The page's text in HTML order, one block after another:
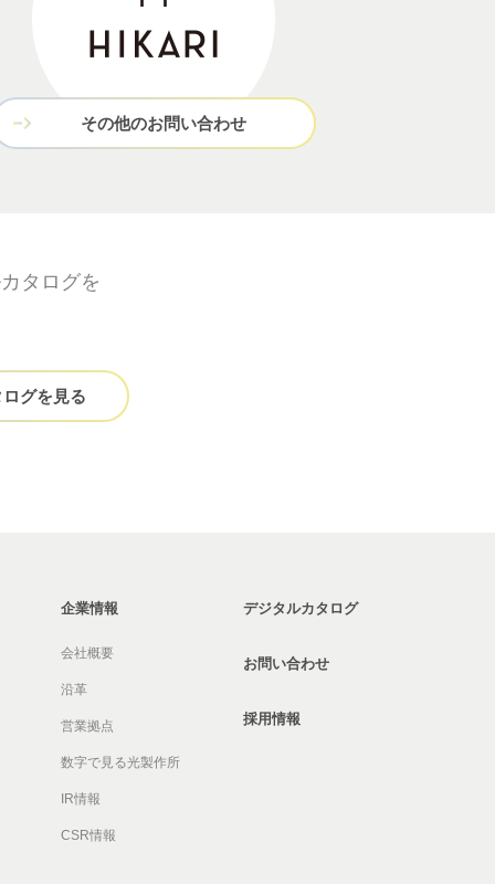
その他のお問い合わせ
タログを
グを見る
企業情報
会社概要
沿革
営業拠点
数字で見る光製作所
IR情報
CSR情報
デジタルカタログ
お問い合わせ
採用情報